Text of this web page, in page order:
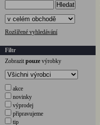
Hledat
Rozšířené vyhledávání
Filtr
Zobrazit pouze výrobky
akce
novinky
výprodej
připravujeme
tip